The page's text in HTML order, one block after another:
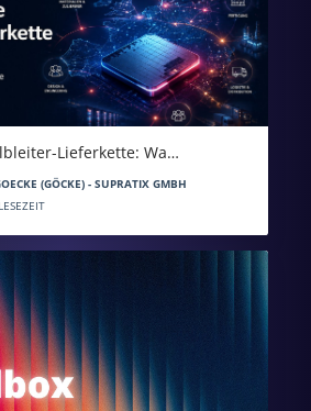
Lieferkette: Wa…
(GÖCKE) - SUPRATIX GMBH